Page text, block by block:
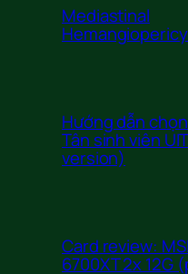
Mediastinal
Hướng dẫn
Tân sinh viên
version)
Card review:
6700XT 2x 12G